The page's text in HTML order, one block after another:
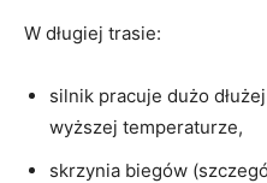
W długiej trasie:
silnik pracuje dużo
wyższej temperaturze,
skrzynia biegów